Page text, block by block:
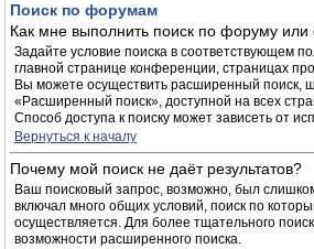
Поиск по форумам
Как мне выполнить поиск по форуму
Задайте условие поиска в соответствующем
главной странице конференции, страницах
Вы можете осуществить расширенный поиск,
«Расширенный поиск», доступной на всех
Способ доступа к поиску может зависеть от
Вернуться к началу
Почему мой поиск не даёт результатов?
Ваш поисковый запрос, возможно, был
включал много общих условий, поиск по
осуществляется. Для более тщательного
возможности расширенного поиска.